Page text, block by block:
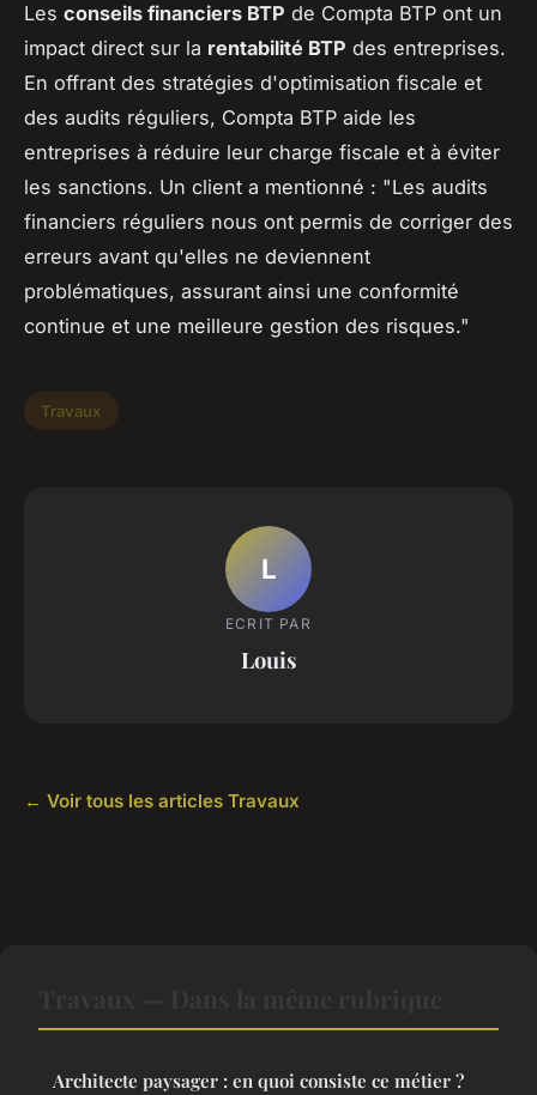
Les conseils financiers BTP de Compta BTP ont un
impact direct sur la rentabilité BTP des entreprises.
En offrant des stratégies d'optimisation fiscale et
des audits réguliers, Compta BTP aide les
entreprises à réduire leur charge fiscale et à éviter
les sanctions. Un client a mentionné : "Les audits
financiers réguliers nous ont permis de corriger des
erreurs avant qu'elles ne deviennent
problématiques, assurant ainsi une conformité
continue et une meilleure gestion des risques."
Travaux
L
ECRIT PAR
Louis
← Voir tous les articles Travaux
Architecte paysager : en quoi consiste ce métier ?